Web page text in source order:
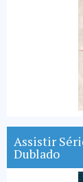
Assistir
Dublado